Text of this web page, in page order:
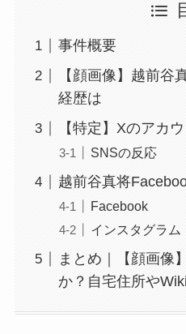
事件概要
【顔画像】越前谷
経歴は
【特定】Xのアカ
SNSの反応
越前谷真将
Facebook
インスタグラム
まとめ｜【顔画像
か？自宅住所や